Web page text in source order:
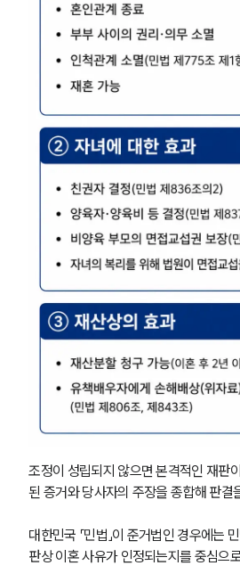
대륜법률상담예
조정이 성립되지 않으면 본격적인 재판
된 증거와 당사자의 주장을 종합해 판결
대한민국 「민법」이 준거법인 경우에는
판상 이혼 사유가 인정되는지를 중심으